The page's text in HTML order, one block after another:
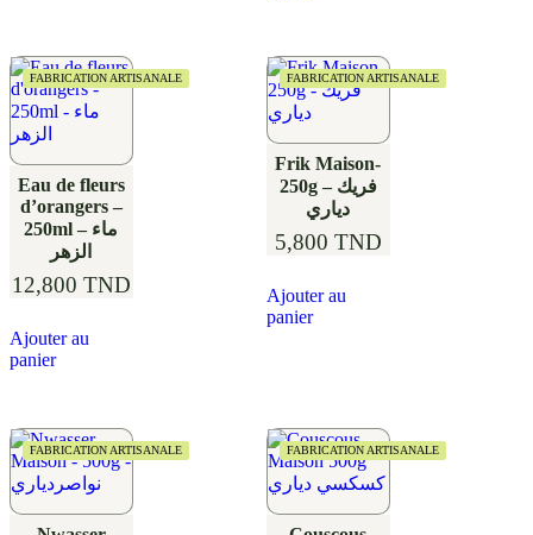
FABRICATION ARTISANALE
Eau de fleurs
d’orangers –
250ml – ماء
الزهر
12,800 TND
Ajouter au
panier
FABRICATION ARTISANALE
Frik Maison-
250g – فريك
دياري
5,800 TND
Ajouter au
panier
FABRICATION ARTISANALE FABRICATION ARTISANALE